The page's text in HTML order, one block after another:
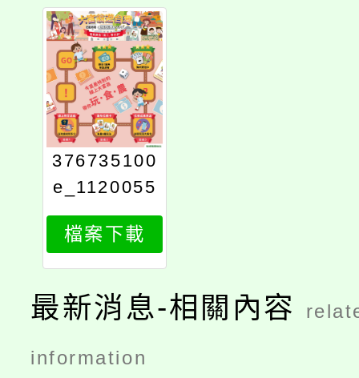
376735100
e_1120055
474_attach
1
檔案下載
最新消息-相關內容
information